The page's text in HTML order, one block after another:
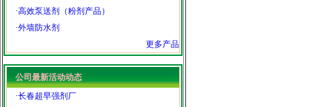
·高效泵送剂（粉剂产品）
·外墙防水剂
更多产品
公司最新活动动态
·长春超早强剂厂